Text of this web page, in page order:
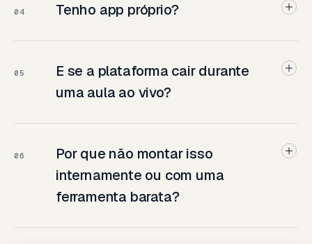
04 Tenho app próprio?
05
E se a plataforma cair durante
uma aula ao vivo?
06
Por que não montar isso
internamente ou com uma
ferramenta barata?